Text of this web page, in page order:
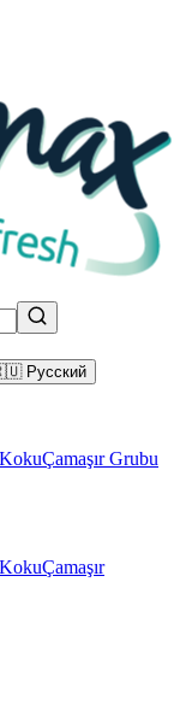
Русский
KokuÇamaşır Grubu
KokuÇamaşır